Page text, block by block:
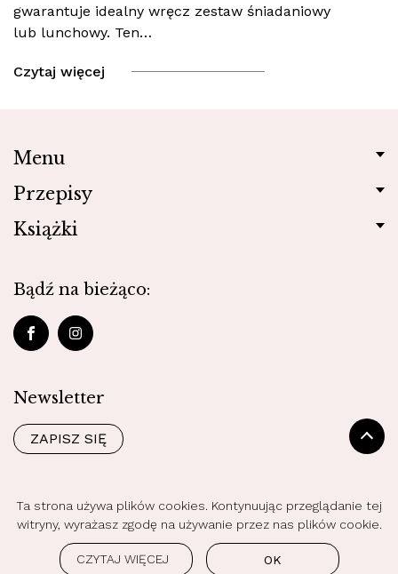
gwarantuje idealny wręcz zestaw śniadaniowy
lub lunchowy. Ten…
Czytaj więcej
Menu
Przepisy
Książki
Bądź na bieżąco:
Newsletter
ZAPISZ SIĘ
Polityka prywatności
czek.it
Ta strona używa plików cookies. Kontynuując przeglądanie tej
witryny, wyrażasz zgodę na używanie przez nas plików cookie.
CZYTAJ WIĘCEJ OK